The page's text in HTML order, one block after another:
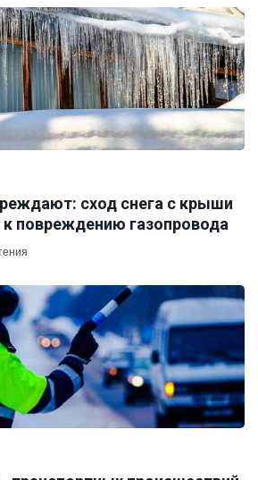
сход снега с крыши
повреждению газопровода